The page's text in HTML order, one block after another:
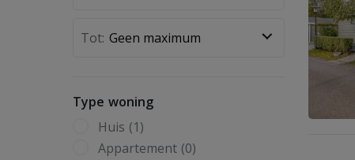
Tot:
Type woning
Huis (1)
Appartement (0)